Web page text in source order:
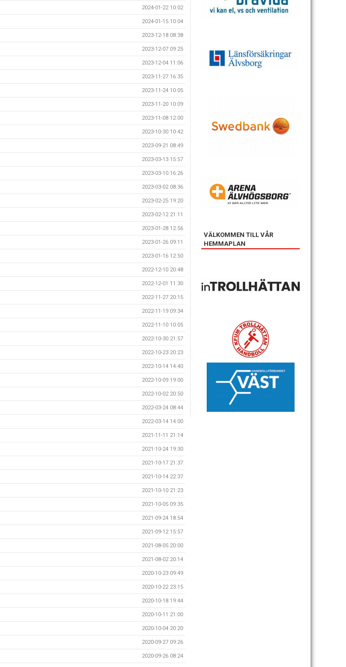
2024-01-22 10:02
2024-01-15 10:04
2023-12-18 08:38
2023-12-07 09:25
2023-12-04 11:06
2023-11-27 16:35
2023-11-24 10:05
2023-11-20 10:09
2023-11-08 12:00
2023-10-30 10:42
2023-09-21 08:49
2023-03-13 15:57
2023-03-10 16:26
2023-03-02 08:36
2023-02-25 19:20
2023-02-12 21:11
2023-01-28 12:56
2023-01-26 09:11
2023-01-16 12:50
2022-12-10 20:48
2022-12-01 11:30
2022-11-27 20:15
2022-11-19 09:34
2022-11-10 10:05
2022-10-30 21:57
2022-10-23 20:23
2022-10-14 14:40
2022-10-09 19:00
2022-10-02 20:50
2022-03-24 08:44
2022-03-14 14:00
2021-11-11 21:14
2021-10-24 19:30
2021-10-17 21:37
2021-10-14 22:37
2021-10-10 21:23
2021-10-05 09:35
2021-09-24 18:54
2021-09-12 15:57
2021-08-05 20:00
2021-08-02 20:14
2020-10-23 09:49
2020-10-22 23:15
2020-10-18 19:44
2020-10-11 21:00
2020-10-04 20:20
2020-09-27 09:26
2020-09-26 08:24
VÄLKOMMEN TILL VÅR
HEMMAPLAN